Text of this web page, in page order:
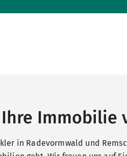
Immobilie
in Radevormwald und